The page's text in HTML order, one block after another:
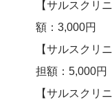
【サルスクリ
額：3,000円
【サルスクリ
担額：5,000円
【サルスクリ